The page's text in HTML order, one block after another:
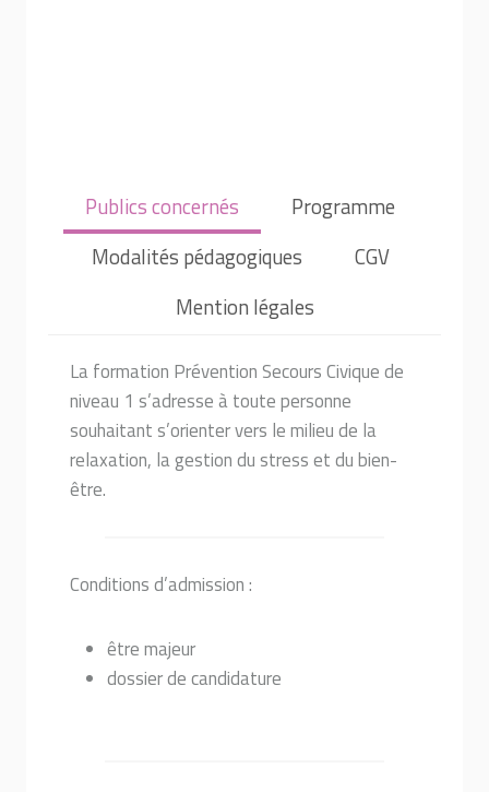
Publics concernés
Programme
Modalités pédagogiques
CGV
Mention légales
La formation Prévention Secours Civique de
niveau 1 s’adresse à toute personne
souhaitant s’orienter vers le milieu de la
relaxation, la gestion du stress et du bien-
être.
Conditions d’admission :
être majeur
dossier de candidature